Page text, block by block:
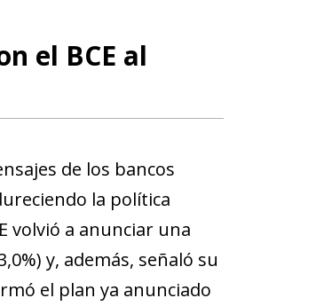
el BCE al
de los bancos
la política
volvió a anunciar una
y, además, señaló su
el plan ya anunciado